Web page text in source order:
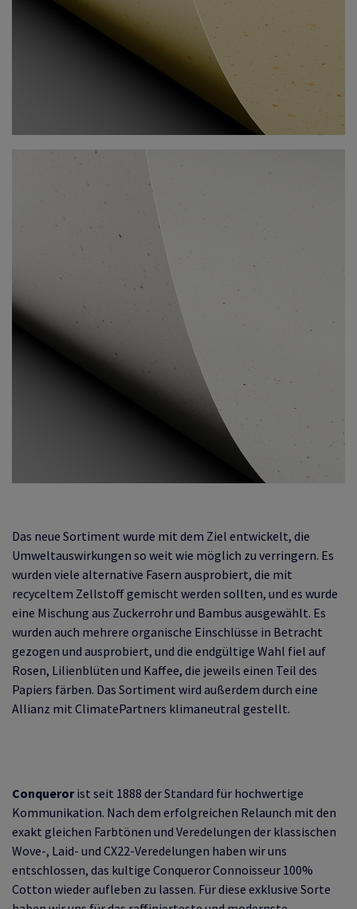
Das neue Sortiment wurde mit dem Ziel entwickelt, die
Umweltauswirkungen so weit wie möglich zu verringern. Es
wurden viele alternative Fasern ausprobiert, die mit
recyceltem Zellstoff gemischt werden sollten, und es wurde
eine Mischung aus Zuckerrohr und Bambus ausgewählt. Es
wurden auch mehrere organische Einschlüsse in Betracht
gezogen und ausprobiert, und die endgültige Wahl fiel auf
Rosen, Lilienblüten und Kaffee, die jeweils einen Teil des
Papiers färben. Das Sortiment wird außerdem durch eine
Allianz mit ClimatePartners klimaneutral gestellt.
Conquerorist seit 1888 der Standard für hochwertige
Kommunikation. Nach dem erfolgreichen Relaunch mit den
exakt gleichen Farbtönen und Veredelungen der klassischen
Wove-, Laid- und CX22-Veredelungen haben wir uns
entschlossen, das kultige Conqueror Connoisseur 100%
Cotton wieder aufleben zu lassen. Für diese exklusive Sorte